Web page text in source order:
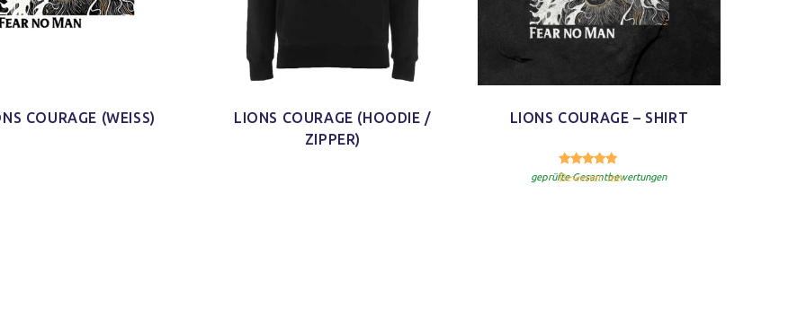
COURAGE (WEISS)
LIONS COURAGE (HOODIE /
ZIPPER)
LIONS COURAGE – SHIRT
Bewertet mit 5.00
geprüfte Gesamtbewertungen